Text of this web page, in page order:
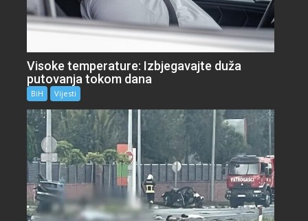
Visoke temperature: Izbjegavajte duža
putovanja tokom dana
BiH Vijesti